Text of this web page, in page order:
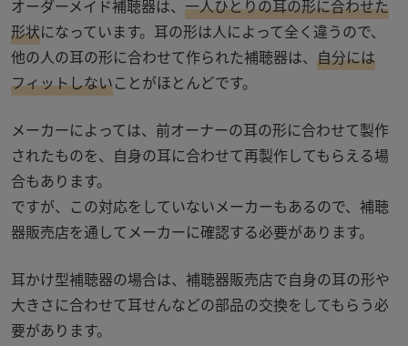
オーダーメイド補聴器は、 一人ひとりの耳の形に合わせた
形状になっています。耳の形は人によって全く違うので、
他の人の耳の形に合わせて作られた補聴器は、 自分には
フィットしないことがほとんどです。
メーカーによっては、前オーナーの耳の形に合わせて製作
されたものを、自身の耳に合わせて再製作してもらえる場
合もあります。
ですが、この対応をしていないメーカーもあるので、補聴
器販売店を通してメーカーに確認する必要があります。
耳かけ型補聴器の場合は、補聴器販売店で自身の耳の形や
大きさに合わせて耳せんなどの部品の交換をしてもらう必
要があります。